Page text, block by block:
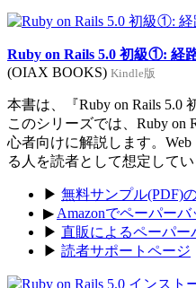
Ruby on Rails 5.0 初級①: 経
(OIAX BOOKS) Kindle版
本書は、『Ruby on Rails 5.0
このシリーズでは、Ruby on
心者向けに解説します。
る人を読者として想定してい
▶ 無料サンプル(PDF)
▶ Amazonでペーパー
▶ 直販によるペーパー
▶ 読者サポートページ